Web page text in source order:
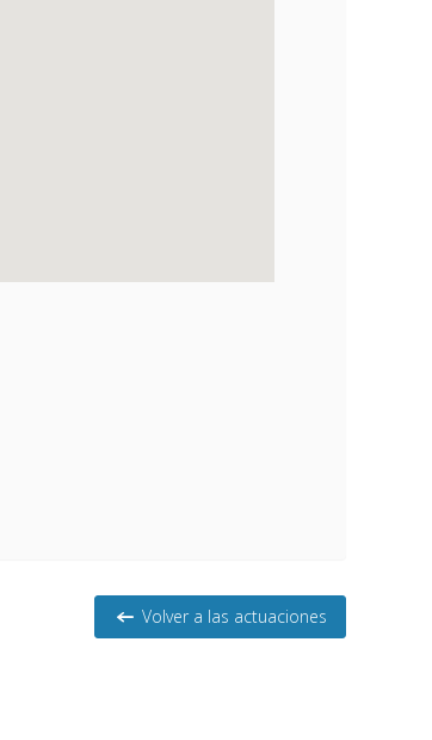
Volver a las actuaciones